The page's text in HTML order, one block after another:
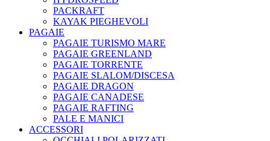
PACKRAFT
KAYAK PIEGHEVOLI
PAGAIE
PAGAIE TURISMO MARE
PAGAIE GREENLAND
PAGAIE TORRENTE
PAGAIE SLALOM/DISCESA
PAGAIE DRAGON
PAGAIE CANADESE
PAGAIE RAFTING
PALE E MANICI
ACCESSORI